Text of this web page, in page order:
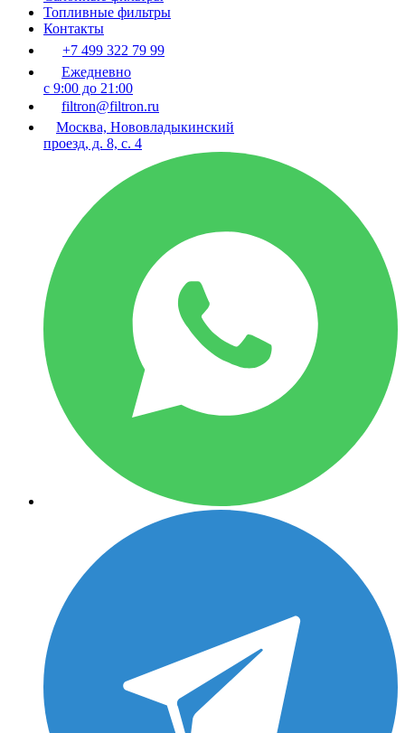
Топливные фильтры
Контакты
+7 499 322 79 99
Ежедневно
с 9:00 до 21:00
filtron@filtron.ru
Москва, Нововладыкинский
проезд, д. 8, с. 4